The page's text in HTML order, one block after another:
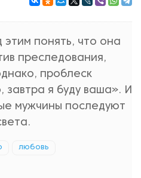
этим понять, что она
преследования,
проблеск
я буду ваша». И
мужчины последуют
любовь